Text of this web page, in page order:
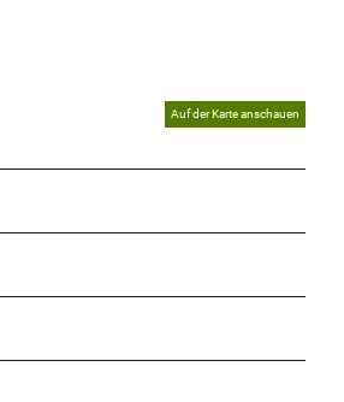
Auf der Karte anschauen